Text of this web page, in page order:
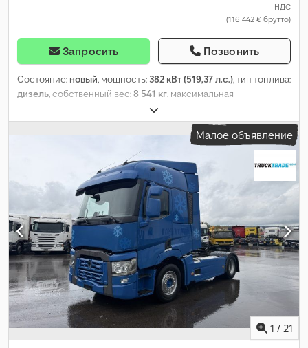
НДС
(116 442 € брутто)
Запросить Позвонить
Состояние: новый, мощность: 382 кВт (519,37 л.с.), тип топлива:
дизель, собственный вес:8 541 кг, максимальная
, конфигурация осей:
дизель, цвет:белый, тип передачи:автоматический, класс
сталь, количество кроватей:2,
, количество мест:
, Оборудование:ABS, бортовой компьютер,
козырёк, кондиционер, навигационная система, подогрев
сиденья, подушка безопасности, сажевый фильтр, система
контроля тяги, электронная программа стабилизации (ESP)
Малое объявление
1 / 21